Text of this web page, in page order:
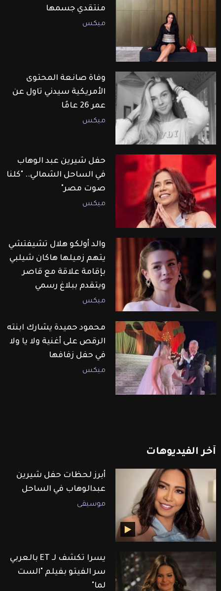
منتقدي جسمها
ميكس
وفاة صانعة المحتوى
الأمريكية سيدني تاول عن
عمر 26 عامًا
ميكس
حفل شيرين عبد الوهاب
في الساحل الشمالي.. "كلنا
صوت مصر"
ميكس
والد أولكو هلال تشيفتشي
يتهم زميلها هاكان شيلبي
بإقامة علاقة مع قاصر
ويتقدم ببلاغ رسمي
ميكس
محمود حميدة يشارك ابنته
الرقص على أغنية ولا يا ولا
في حفل زفافها
ميكس
آخر الفيديوهات
أبرز لحظات حفل شيرين
عبدالوهاب في الساحل
موسيقى
يسرا تكشف لـ ET بالعربي
سر الفيتو بفيلم "الست
لما"